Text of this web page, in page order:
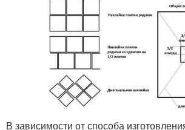
В зависимости от способа